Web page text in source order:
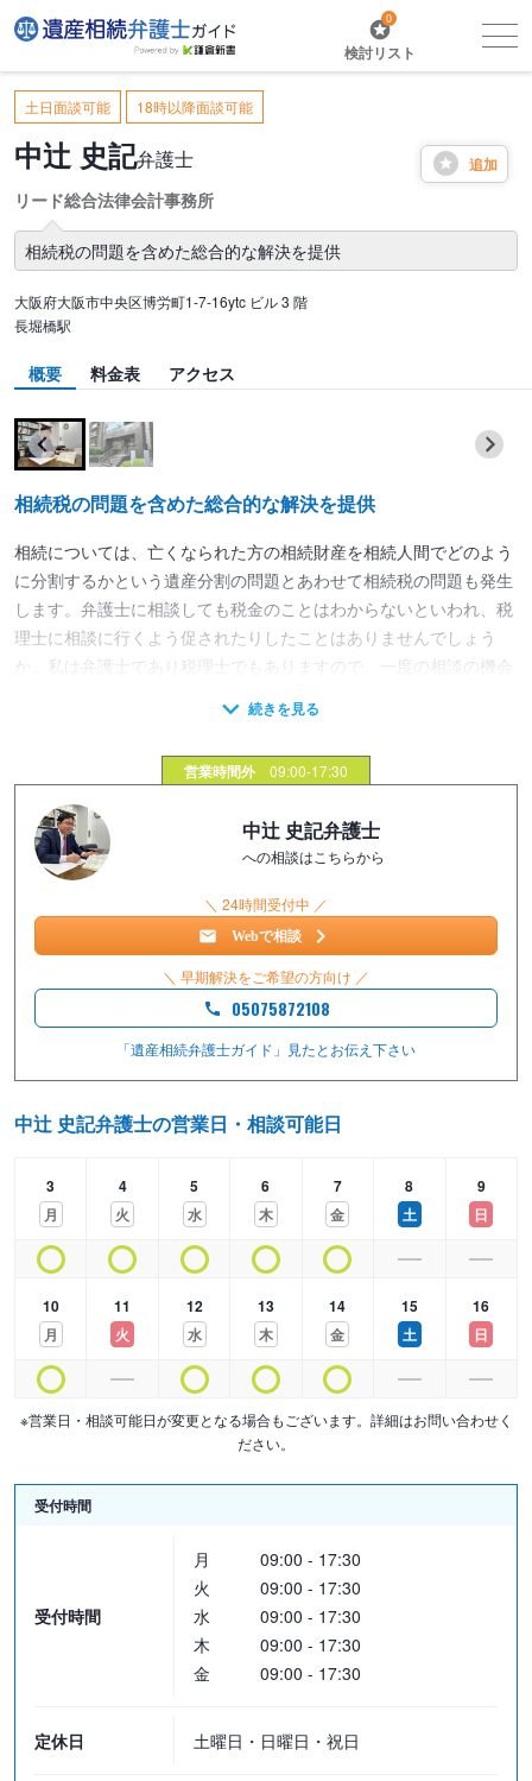
0
検討リスト
土日面談可能 18時以降面談可能
追加
中辻 史記弁護士
リード総合法律会計事務所
相続税の問題を含めた総合的な解決を提供
大阪府大阪市中央区博労町1-7-16ytc ビル 3 階
長堀橋駅
概要 料金表 アクセス
相続税の問題を含めた総合的な解決を提供
相続については、亡くなられた方の相続財産を相続人間でどのよう
に分割するかという遺産分割の問題とあわせて相続税の問題も発生
します。弁護士に相談しても税金のことはわからないといわれ、税
理士に相談に行くよう促されたりしたことはありませんでしょう
か。私は弁護士であり税理士でもありますので、一度の相談の機会
例えば、遺産分割協議の依頼を受けた際、交渉や家庭裁判所での調
停による合意を目指すだけではなく、相続財産の評価をもとに当事
者間の税負担や利害関係を考慮して適正・妥当な解決を図ることが
できますし、相続税の申告をご依頼いただくこともできます。
相談料：5,500円/1時間まで、以後30分毎に同額を加算
定型・作成料：110,000円（税込）
※対象となる相続分の時価相当額を基準に決定
・相続放棄
手数料：110,000円（税込）～
※申述期間が経過している場合、複数人の場合は要相談
・遺留分侵害額請求
着手金：110,000円（税込）～
※請求金額を基準に決定、調停等移行時は追加あり
報酬金：経済的利益に応じて決定、詳しくはご面談時にご説明いた
します。
・遺産分割協議
着手金：110,000円（税込）～
報酬金：経済的利益に応じて決定、詳しくはご面談時にご説明いた
なお、分割対象の遺産の範囲及び相続分に争いがない場合は、対象
となる相続分の時価相当額の3分の1を経済的利益とします
作成料：110,000円（税込）～
営業時間外 09:00-17:30
中辻 史記弁護士
への相談はこちらから
＼ 24時間受付中 ／
Webで相談
＼ 早期解決をご希望の方向け ／
05075872108
「遺産相続弁護士ガイド」見たとお伝え下さい
中辻 史記弁護士の営業日・相談可能日
3
月
4
火
5
水
6
木
7
金
8
土
9
日
10
月
11
火
12
水
13
木
14
金
15
土
16
日
※営業日・相談可能日が変更となる場合もございます。詳細はお問い合わせく
ださい。
受付時間
受付時間
月
09:00 - 17:30
火
09:00 - 17:30
水
09:00 - 17:30
木
09:00 - 17:30
金
09:00 - 17:30
定休日 土曜日・日曜日・祝日